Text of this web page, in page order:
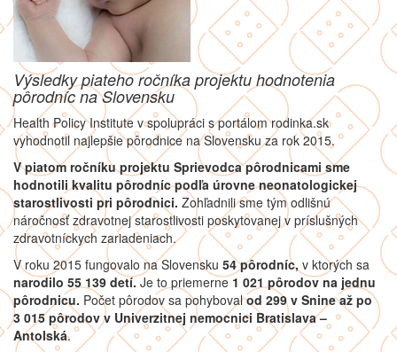
Výsledky piateho ročníka projektu hodnotenia
pôrodníc na Slovensku
Health Policy Institute v spolupráci s portálom rodinka.sk
vyhodnotil najlepšie pôrodnice na Slovensku za rok 2015.
V piatom ročníku projektu Sprievodca pôrodnicami sme
hodnotili kvalitu pôrodníc podľa úrovne neonatologickej
starostlivosti pri pôrodnici. Zohľadnili sme tým odlišnú
náročnosť zdravotnej starostlivosti poskytovanej v príslušných
zdravotníckych zariadeniach.
V roku 2015 fungovalo na Slovensku 54 pôrodníc, v ktorých sa
narodilo 55 139 detí.Je to priemerne1 021 pôrodov na jednu
pôrodnicu. Počet pôrodov sa pohybovalod 299 v Snine až po
3 015 pôrodov v Univerzitnej nemocnici Bratislava –
Antolská.